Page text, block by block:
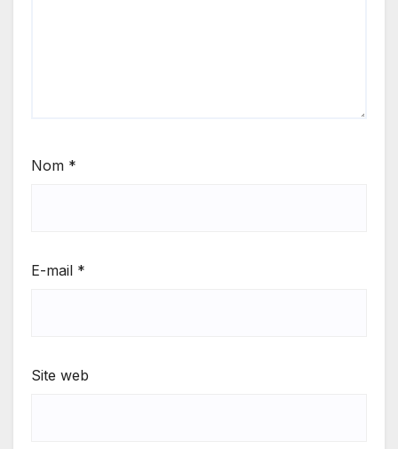
Nom *
E-mail *
Site web